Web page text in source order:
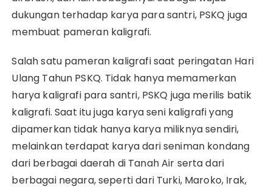
dukungan terhadap karya para santri, PSKQ juga
membuat pameran kaligrafi.
Salah satu pameran kaligrafi saat peringatan Hari
Ulang Tahun PSKQ. Tidak hanya memamerkan
harya kaligrafi para santri, PSKQ juga merilis batik
kaligrafi. Saat itu juga karya seni kaligrafi yang
dipamerkan tidak hanya karya miliknya sendiri,
melainkan terdapat karya dari seniman kondang
dari berbagai daerah di Tanah Air serta dari
berbagai negara, seperti dari Turki, Maroko, Irak,